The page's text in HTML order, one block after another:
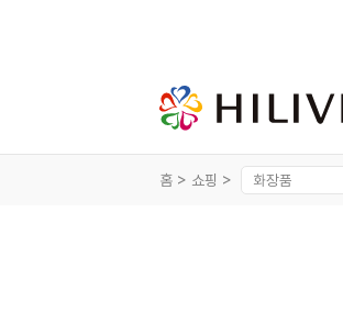
홈 > 쇼핑 >